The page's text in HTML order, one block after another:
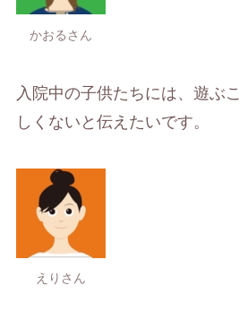
かおるさん
入院中の子供たちには、遊ぶ
しくないと伝えたいです。
えりさん